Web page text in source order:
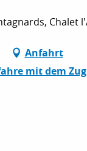
Chalet
Anfahrt
mit dem